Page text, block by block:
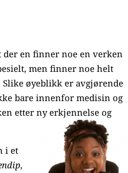
en finner noe en verken
men finner noe helt
øyeblikk er avgjørende
bare innenfor medisin og
etter ny erkjennelse og
i et